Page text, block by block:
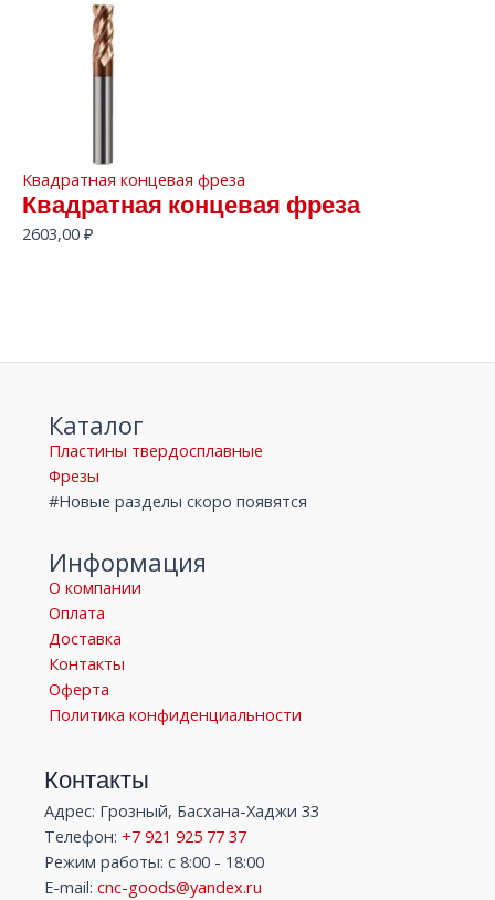
Квадратная концевая фреза
Квадратная концевая фреза
2603,00 ₽
Каталог
Пластины твердосплавные
Фрезы
#Новые разделы скоро появятся
Информация
О компании
Оплата
Доставка
Контакты
Оферта
Политика конфиденциальности
Контакты
Адрес: Грозный, Басхана-Хаджи 33
Телефон: +7 921 925 77 37
Режим работы: с 8:00 - 18:00
E-mail: cnc-goods@yandex.ru